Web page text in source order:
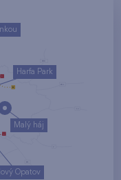
Opatov
Malý háj
Harfa Park